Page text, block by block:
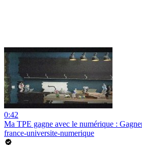
0:42
Ma TPE gagne avec le numérique :
france-universite-numerique